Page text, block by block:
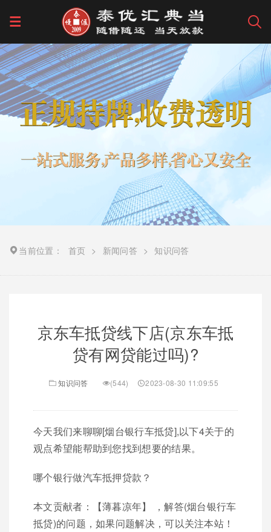
当前位置： 首页 > 新闻问答 > 知识问答
京东车抵贷线下店(京东车抵
贷有网贷能过吗)?
知识问答 (544) 2023-08-30 11:09:55
今天我们来聊聊[烟台银行车抵贷],以下4关于的
观点希望能帮助到您找到想要的结果。
哪个银行做汽车抵押贷款？
本文贡献者：【薄暮凉年】 ，解答(烟台银行车
抵贷)的问题，如果问题解决，可以关注本站！